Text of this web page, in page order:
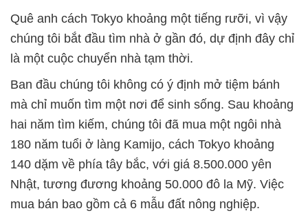
Quê anh cách Tokyo khoảng một tiếng rưỡi, vì vậy
chúng tôi bắt đầu tìm nhà ở gần đó, dự định đây chỉ
là một cuộc chuyển nhà tạm thời.
Ban đầu chúng tôi không có ý định mở tiệm bánh
mà chỉ muốn tìm một nơi để sinh sống. Sau khoảng
hai năm tìm kiếm, chúng tôi đã mua một ngôi nhà
180 năm tuổi ở làng Kamijo, cách Tokyo khoảng
140 dặm về phía tây bắc, với giá 8.500.000 yên
Nhật, tương đương khoảng 50.000 đô la Mỹ. Việc
mua bán bao gồm cả 6 mẫu đất nông nghiệp.